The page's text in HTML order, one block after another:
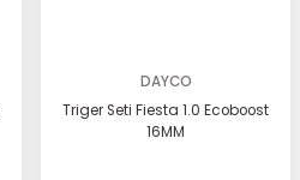
DAYCO
Triger Seti Fiesta 1.0 Ecoboost
16MM